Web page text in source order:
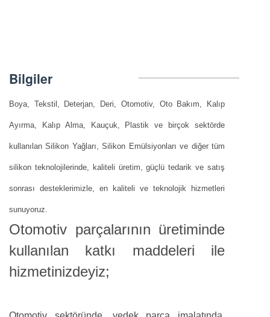
Bilgiler
Boya, Tekstil, Deterjan, Deri, Otomotiv, Oto Bakım, Kalıp
Ayırma, Kalıp Alma, Kauçuk, Plastik ve birçok sektörde
kullanılan Silikon Yağları, Silikon Emülsiyonları ve diğer tüm
silikon teknolojilerinde, kaliteli üretim, güçlü tedarik ve satış
sonrası desteklerimizle, en kaliteli ve teknolojik hizmetleri
sunuyoruz.
Otomotiv parçalarının üretiminde
kullanılan katkı maddeleri ile
hizmetinizdeyiz;